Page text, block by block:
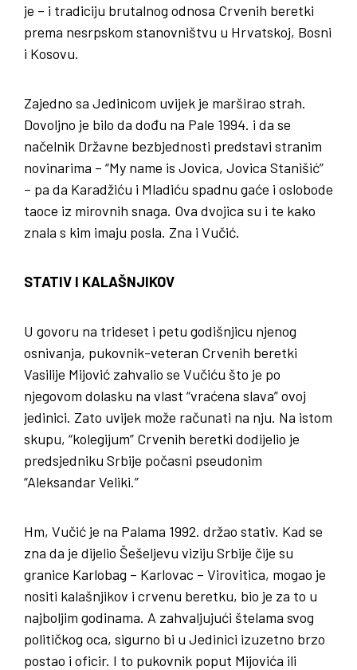
je – i tradiciju brutalnog odnosa Crvenih beretki
prema nesrpskom stanovništvu u Hrvatskoj, Bosni
i Kosovu.
Zajedno sa Jedinicom uvijek je marširao strah.
Dovoljno je bilo da dođu na Pale 1994. i da se
načelnik Državne bezbjednosti predstavi stranim
novinarima – “My name is Jovica, Jovica Stanišić”
– pa da Karadžiću i Mladiću spadnu gaće i oslobode
taoce iz mirovnih snaga. Ova dvojica su i te kako
znala s kim imaju posla. Zna i Vučić.
STATIV I KALAŠNJIKOV
U govoru na trideset i petu godišnjicu njenog
osnivanja, pukovnik-veteran Crvenih beretki
Vasilije Mijović zahvalio se Vučiću što je po
njegovom dolasku na vlast “vraćena slava” ovoj
jedinici. Zato uvijek može računati na nju. Na istom
skupu, “kolegijum” Crvenih beretki dodijelio je
predsjedniku Srbije počasni pseudonim
“Aleksandar Veliki.”
Hm, Vučić je na Palama 1992. držao stativ. Kad se
zna da je dijelio Šešeljevu viziju Srbije čije su
granice Karlobag – Karlovac – Virovitica, mogao je
nositi kalašnjikov i crvenu beretku, bio je za to u
najboljim godinama. A zahvaljujući štelama svog
političkog oca, sigurno bi u Jedinici izuzetno brzo
postao i oficir. I to pukovnik poput Mijovića ili